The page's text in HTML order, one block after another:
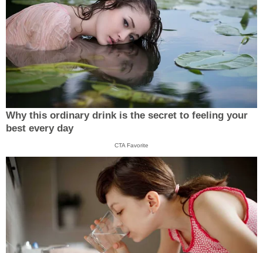
Why this ordinary drink is the secret to feeling your
best every day
CTA Favorite